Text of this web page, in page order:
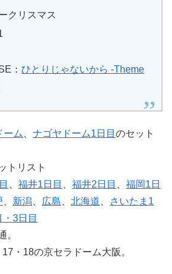
クリスマス
：ひとりじゃないから -Theme
ーム ナゴヤドーム1日目 のセット
トリスト
福井1日目 福井2日目
福岡1日
新潟 広島 北海道
さいたま1
3日目
。
・18の京セラドーム大阪。